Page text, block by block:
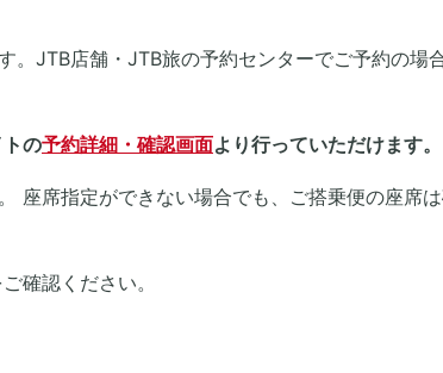
。JTB店舗・JTB旅の予約センターでご予約の場
の予約詳細・確認画面より行っていただけます。
座席指定ができない場合でも、ご搭乗便の座席
ご確認ください。